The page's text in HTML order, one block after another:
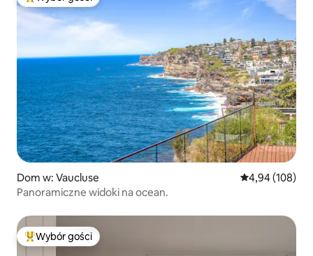
Najpopularniejsze z kategorii Wybór gości
Dom w: Vaucluse Średnia
4,94 (108)
Panoramiczne widoki na ocean.
Najpopularniejsze z kategorii Wybór gości
Wybór gości